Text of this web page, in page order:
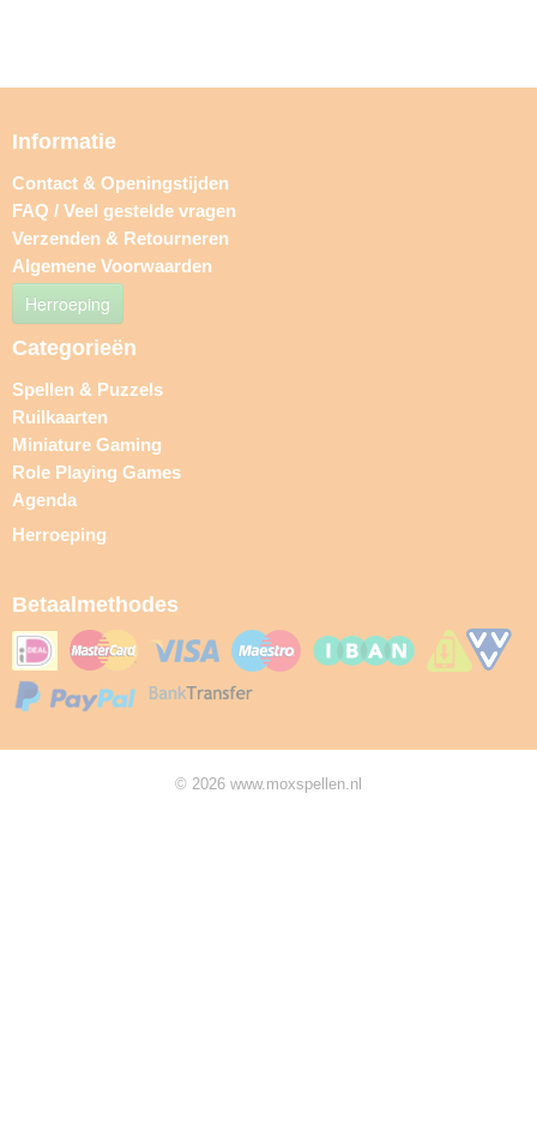
Informatie
Contact & Openingstijden
FAQ / Veel gestelde vragen
Verzenden & Retourneren
Algemene Voorwaarden
Herroeping
Categorieën
Spellen & Puzzels
Ruilkaarten
Miniature Gaming
Role Playing Games
Agenda
Herroeping
Betaalmethodes
© 2026 www.moxspellen.nl